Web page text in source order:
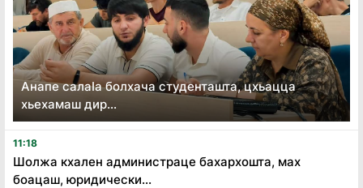
Анапе салаӏа болхача студенташта, цхьацца
хьехамаш дир...
11:18
Шолжа кхален администраце бахархошта, мах
боацаш, юридически...